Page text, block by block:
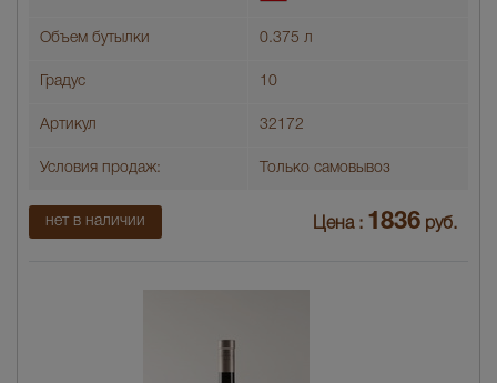
Объем бутылки 0.375 л
Градус 10
Артикул 32172
Условия продаж: Только самовывоз
нет в наличии Цена : 1836 руб.